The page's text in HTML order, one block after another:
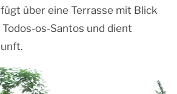
über eine Terrasse mit Blick
os-Santos und dient